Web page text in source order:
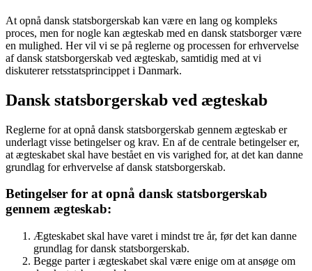
At opnå dansk statsborgerskab kan være en lang og kompleks
proces, men for nogle kan ægteskab med en dansk statsborger være
en mulighed. Her vil vi se på reglerne og processen for erhvervelse
af dansk statsborgerskab ved ægteskab, samtidig med at vi
diskuterer retsstatsprincippet i Danmark.
Dansk statsborgerskab ved ægteskab
Reglerne for at opnå dansk statsborgerskab gennem ægteskab er
underlagt visse betingelser og krav. En af de centrale betingelser er,
at ægteskabet skal have bestået en vis varighed for, at det kan danne
grundlag for erhvervelse af dansk statsborgerskab.
Betingelser for at opnå dansk statsborgerskab
gennem ægteskab:
Ægteskabet skal have varet i mindst tre år, før det kan danne
grundlag for dansk statsborgerskab.
Begge parter i ægteskabet skal være enige om at ansøge om